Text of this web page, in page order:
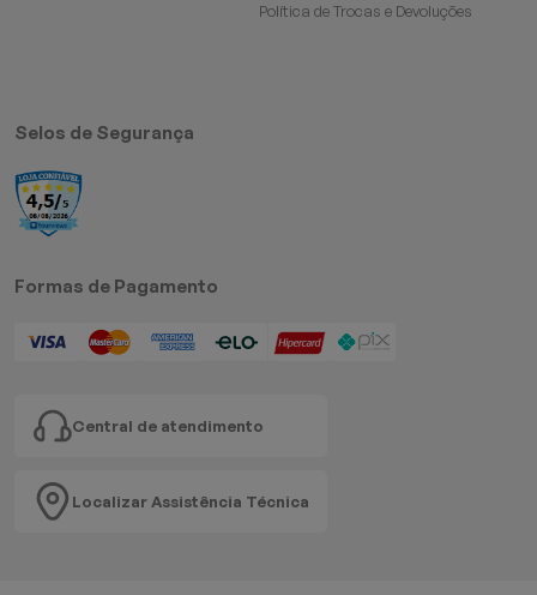
Política de Trocas e Devoluções
Selos de Segurança
Formas de Pagamento
Central de atendimento
Localizar Assistência Técnica